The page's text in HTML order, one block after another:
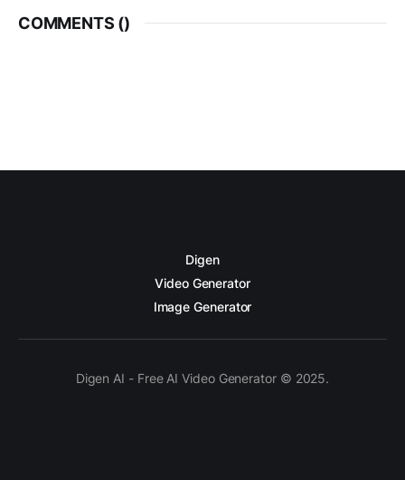
COMMENTS ()
Digen
Video Generator
Image Generator
Digen AI - Free AI Video Generator © 2025.